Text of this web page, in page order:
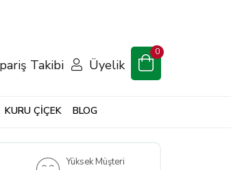
Takibi Üyelik
0
KURU ÇİÇEK BLOG
Yüksek Müşteri